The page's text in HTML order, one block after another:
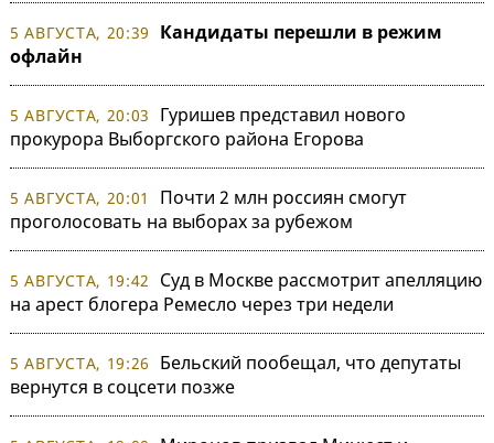
5 АВГУСТА, 20:39
Кандидаты перешли в режим
офлайн
5 АВГУСТА, 20:03
Гуришев представил нового
прокурора Выборгского района Егорова
5 АВГУСТА, 20:01
Почти 2 млн россиян смогут
проголосовать на выборах за рубежом
5 АВГУСТА, 19:42
Суд в Москве рассмотрит апелляцию
на арест блогера Ремесло через три недели
5 АВГУСТА, 19:26
Бельский пообещал, что депутаты
вернутся в соцсети позже